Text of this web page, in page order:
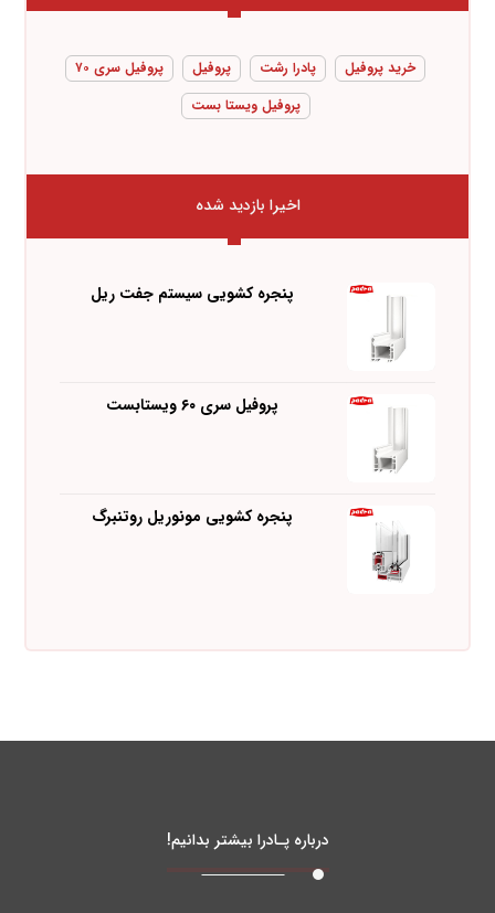
خرید پروفیل پادرا رشت پروفیل
پروفیل سری ۷۰
پروفیل ویستا بست
اخیرا بازدید شده
پنجره کشویی سیستم جفت ریل
پروفیل سری ۶۰ ویستابست
پنجره کشویی مونوریل روتنبرگ
درباره پـادرا بیشتر بدانیم!